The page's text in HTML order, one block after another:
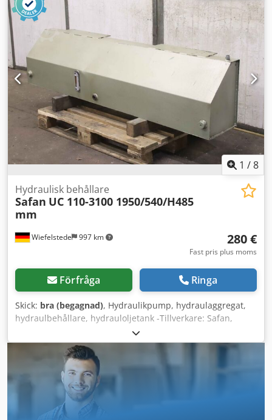
energibehov 60 kW Denna gradsaxpress FEINTOOL HFA
320 genomgick en fullständig renovering 2019 och är i ett
nästintill nyskick med ny CE-märkning. HUVUDPRESS total
kraft (nominell): 320 ton minsta slaglängd: 30 mm
slaglängd: 80 mm V-RING nominell kraft: 160 ton
slaglängd: 30 mm MOTSATT PRESS nominell kraft: 80 ton
slaglängd: 30 mm VERKTYGSMÅTT nedre bord – bredd: 630
mm nedre bord – djup: 740 mm övre bord – bredd: 630
mm övre bord – djup: 630 mm maximal öppning: 320 mm
ELEKTRISKA SPECIFIKATIONER total energiförbrukning: 60
kW
1 /8
Wiefelstede 997 km
Hydraulisk behållare
Safan UC 110-3100 1950/540/H485
mm
280 €
Fast pris plus moms
Förfråga Ringa
Skick: bra (begagnad), Hydraulikpump, hydraulaggregat,
hydraulbehållare, hydrauloljetank -Tillverkare: Safan,
hydraulbehållare från kantpress typ UC 110-3100 -
Nivåindikator: Synglas -Totala mått: 1950/540/H485 mm
Cjdpfx Ajrgtd Usflorf -Vikt: 69 kg